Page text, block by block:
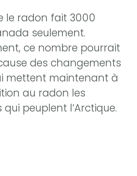
le radon fait 3000
seulement.
ce nombre pourrait
des changements
mettent maintenant à
au radon les
peuplent l’Arctique.